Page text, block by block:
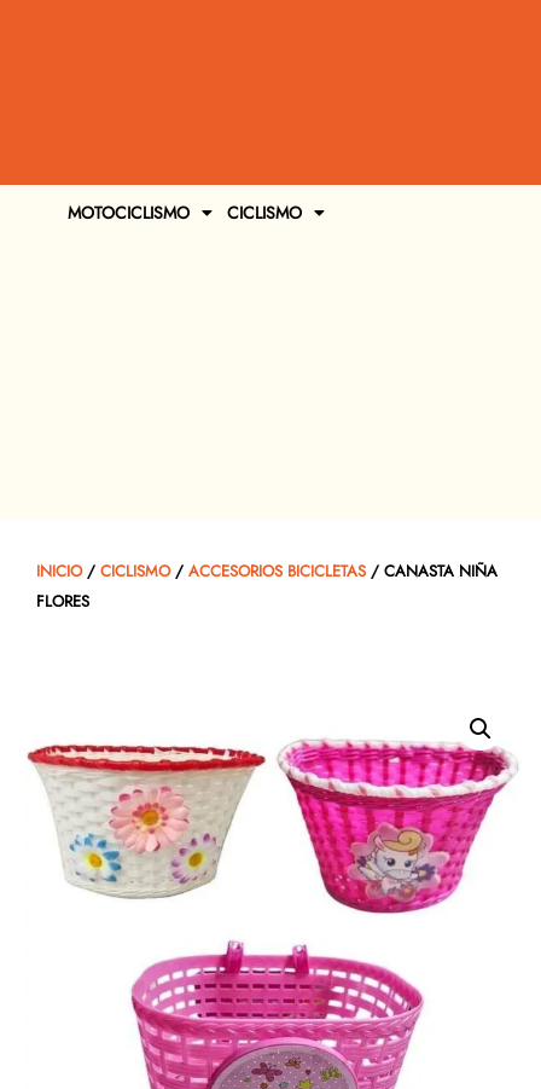
MOTOCICLISMO CICLISMO
INICIO/ CICLISMO/ ACCESORIOS BICICLETAS / CANASTA NIÑA
FLORES